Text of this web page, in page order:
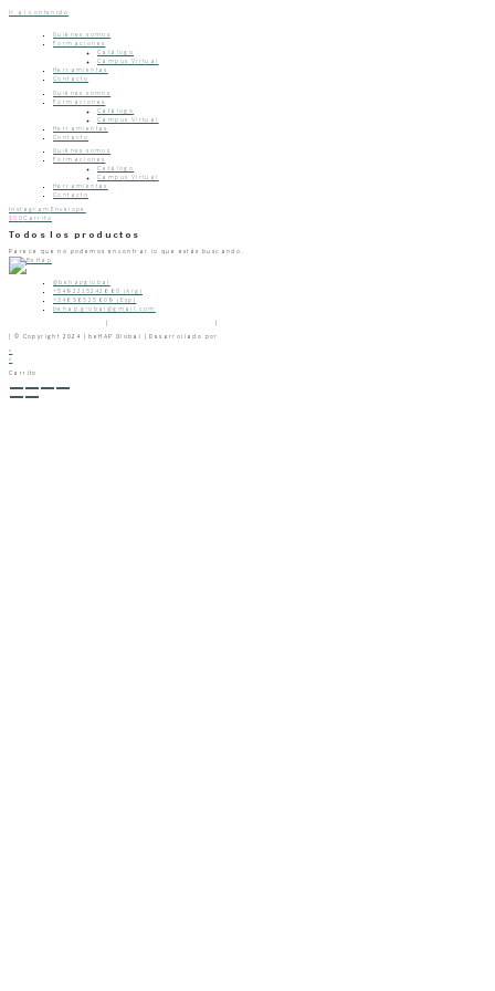
Ir al contenido
Quiénes somos
Formaciones
Catálogo
Campus Virtual
Herramientas
Contacto
Quiénes somos
Formaciones
Catálogo
Campus Virtual
Herramientas
Contacto
Quiénes somos
Formaciones
Catálogo
Campus Virtual
Herramientas
Contacto
Instagram Envelope
$ 0 0 Carrito
Todos los productos
Parece que no podemos encontrar lo que estás buscando.
@behapglobal
+5492215242660 (Arg)
+34656525609 (Esp)
behap.global@gmail.com
| © Copyright 2024 | beHAP Global | Desarrollado por
×
×
Carrito